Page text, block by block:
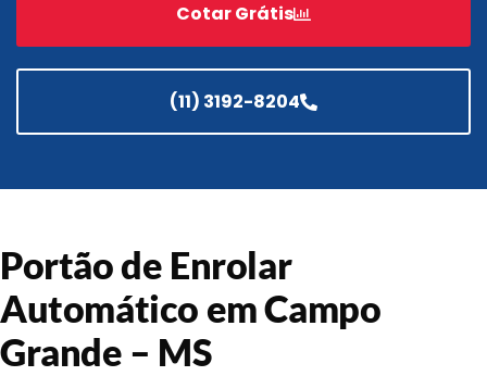
Enrolar em São João de
Portão de Garagem de
Enrolar em São Gonçalo – RJ
Portão de Garagem de
Enrolar em Petrópolis – RJ
Portão de Garagem de
Enrolar em Paraty – RJ
Cotar Grátis
(11) 3192-8204
Portão de Enrolar
Automático em Campo
Grande – MS